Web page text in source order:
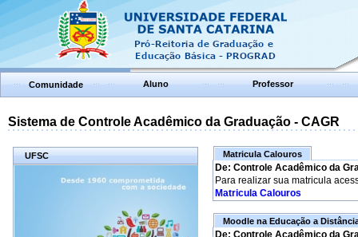
Comunidade Aluno Professor
Sistema de Controle Acadêmico da Graduação - CAGR
UFSC Matricula Calouros
De: Controle Acadêmico da
Para realizar sua matricula
Matricula Calouros
Moodle na Educação a
De: Controle Acadêmico da